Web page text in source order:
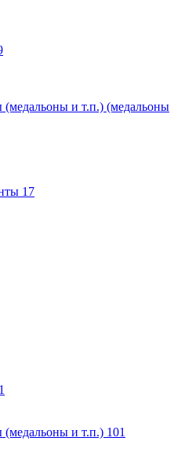
(медальоны и т.п.) (медальоны
17
(медальоны и т.п.) 101